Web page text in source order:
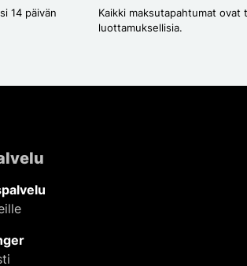
14 päivän
Kaikki maksutapahtumat ovat
luottamuksellisia.